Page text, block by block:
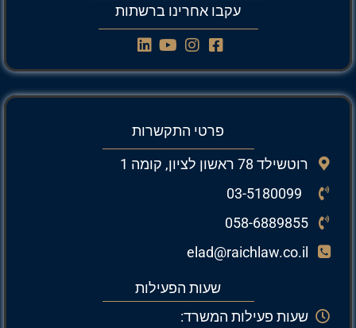
עקבו אחרינו ברשתות
פרטי התקשרות
רוטשילד 78 ראשון לציון, קומה 1
058-6889855
elad@raichlaw.co.il
שעות הפעילות
שעות פעילות המשרד: